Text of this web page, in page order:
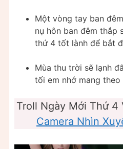
Một vòng tay ban
nụ hôn ban đêm thắp
thứ 4 tốt lành để bắt
Mùa thu trời sẽ lạnh
tối em nhớ mang theo
Troll Ngày Mới Thứ 4
Camera Nhìn